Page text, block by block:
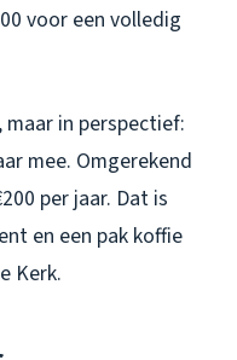
voor een volledig
in perspectief:
mee. Omgerekend
per jaar. Dat is
en een pak koffie
Kerk.